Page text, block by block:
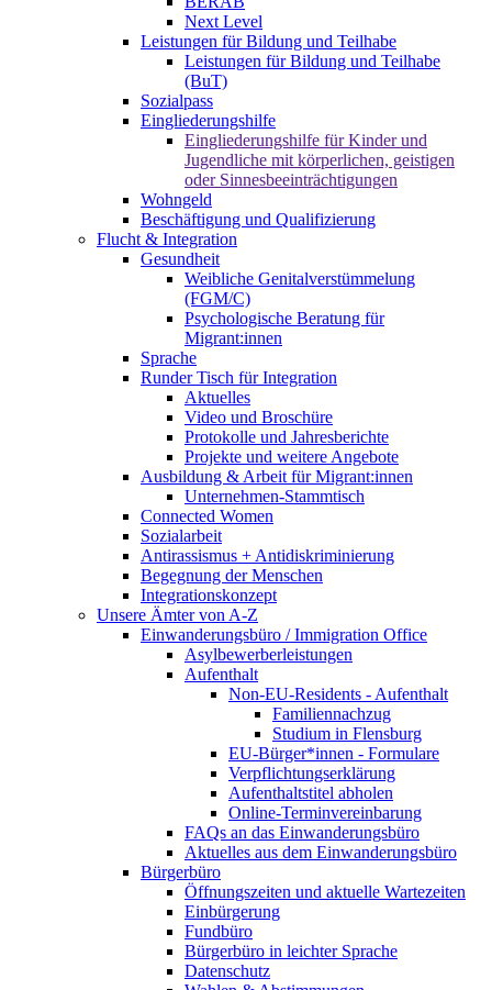
Next Level
Leistungen für Bildung und Teilhabe
Leistungen für Bildung und Teilhabe
(BuT)
Sozialpass
Eingliederungshilfe
Eingliederungshilfe für Kinder und
Jugendliche mit körperlichen, geistigen
oder Sinnesbeeinträchtigungen
Wohngeld
Beschäftigung und Qualifizierung
Flucht & Integration
Gesundheit
Weibliche Genitalverstümmelung
(FGM/C)
Psychologische Beratung für
Migrant:innen
Sprache
Runder Tisch für Integration
Aktuelles
Video und Broschüre
Protokolle und Jahresberichte
Projekte und weitere Angebote
Ausbildung & Arbeit für Migrant:innen
Unternehmen-Stammtisch
Connected Women
Sozialarbeit
Antirassismus + Antidiskriminierung
Begegnung der Menschen
Integrationskonzept
Unsere Ämter von A-Z
Einwanderungsbüro / Immigration Office
Asylbewerberleistungen
Aufenthalt
Non-EU-Residents - Aufenthalt
Familiennachzug
Studium in Flensburg
EU-Bürger*innen - Formulare
Verpflichtungserklärung
Aufenthaltstitel abholen
Online-Terminvereinbarung
FAQs an das Einwanderungsbüro
Aktuelles aus dem Einwanderungsbüro
Bürgerbüro
Öffnungszeiten und aktuelle Wartezeiten
Einbürgerung
Fundbüro
Bürgerbüro in leichter Sprache
Datenschutz